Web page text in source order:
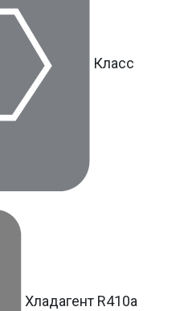
Класс
Хладагент R410a